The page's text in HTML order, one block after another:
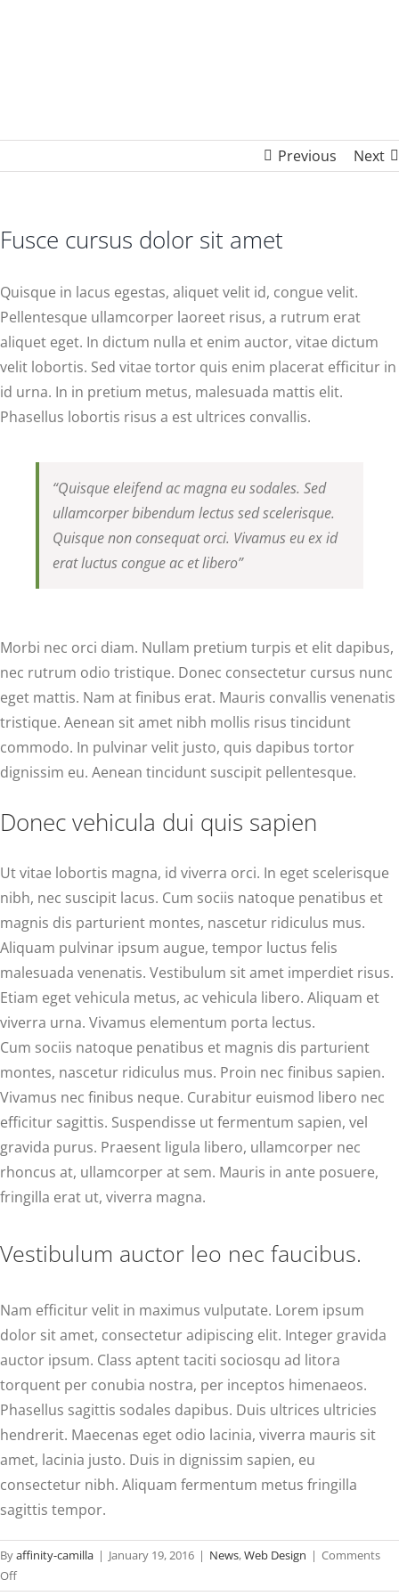
Previous Next
Fusce cursus dolor sit amet
Quisque in lacus egestas, aliquet velit id, congue velit.
Pellentesque ullamcorper laoreet risus, a rutrum erat
aliquet eget. In dictum nulla et enim auctor, vitae dictum
velit lobortis. Sed vitae tortor quis enim placerat efficitur in
id urna. In in pretium metus, malesuada mattis elit.
Phasellus lobortis risus a est ultrices convallis.
“Quisque eleifend ac magna eu sodales. Sed
ullamcorper bibendum lectus sed scelerisque.
Quisque non consequat orci. Vivamus eu ex id
erat luctus congue ac et libero”
Morbi nec orci diam. Nullam pretium turpis et elit dapibus,
nec rutrum odio tristique. Donec consectetur cursus nunc
eget mattis. Nam at finibus erat. Mauris convallis venenatis
tristique. Aenean sit amet nibh mollis risus tincidunt
commodo. In pulvinar velit justo, quis dapibus tortor
dignissim eu. Aenean tincidunt suscipit pellentesque.
Donec vehicula dui quis sapien
Ut vitae lobortis magna, id viverra orci. In eget scelerisque
nibh, nec suscipit lacus. Cum sociis natoque penatibus et
magnis dis parturient montes, nascetur ridiculus mus.
Aliquam pulvinar ipsum augue, tempor luctus felis
malesuada venenatis. Vestibulum sit amet imperdiet risus.
Etiam eget vehicula metus, ac vehicula libero. Aliquam et
viverra urna. Vivamus elementum porta lectus.
Cum sociis natoque penatibus et magnis dis parturient
montes, nascetur ridiculus mus. Proin nec finibus sapien.
Vivamus nec finibus neque. Curabitur euismod libero nec
efficitur sagittis. Suspendisse ut fermentum sapien, vel
gravida purus. Praesent ligula libero, ullamcorper nec
rhoncus at, ullamcorper at sem. Mauris in ante posuere,
fringilla erat ut, viverra magna.
Vestibulum auctor leo nec faucibus.
Nam efficitur velit in maximus vulputate. Lorem ipsum
dolor sit amet, consectetur adipiscing elit. Integer gravida
auctor ipsum. Class aptent taciti sociosqu ad litora
torquent per conubia nostra, per inceptos himenaeos.
Phasellus sagittis sodales dapibus. Duis ultrices ultricies
hendrerit. Maecenas eget odio lacinia, viverra mauris sit
amet, lacinia justo. Duis in dignissim sapien, eu
consectetur nibh. Aliquam fermentum metus fringilla
sagittis tempor.
Byaffinity-camilla | January 19, 2016 | News,Web Design | Comments
Offon